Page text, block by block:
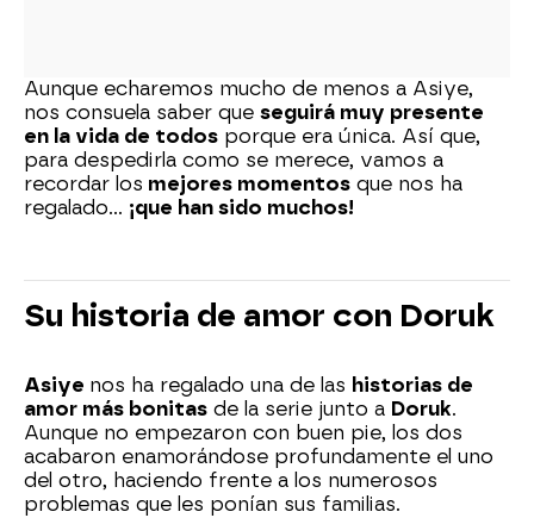
Aunque echaremos mucho de menos a Asiye,
nos consuela saber que seguirá muy presente
en la vida de todos porque era única. Así que,
para despedirla como se merece, vamos a
recordar los mejores momentos que nos ha
regalado… ¡que han sido muchos!
Su historia de amor con Doruk
Asiye nos ha regalado una de las historias de
amor más bonitas de la serie junto a Doruk.
Aunque no empezaron con buen pie, los dos
acabaron enamorándose profundamente el uno
del otro, haciendo frente a los numerosos
problemas que les ponían sus familias.